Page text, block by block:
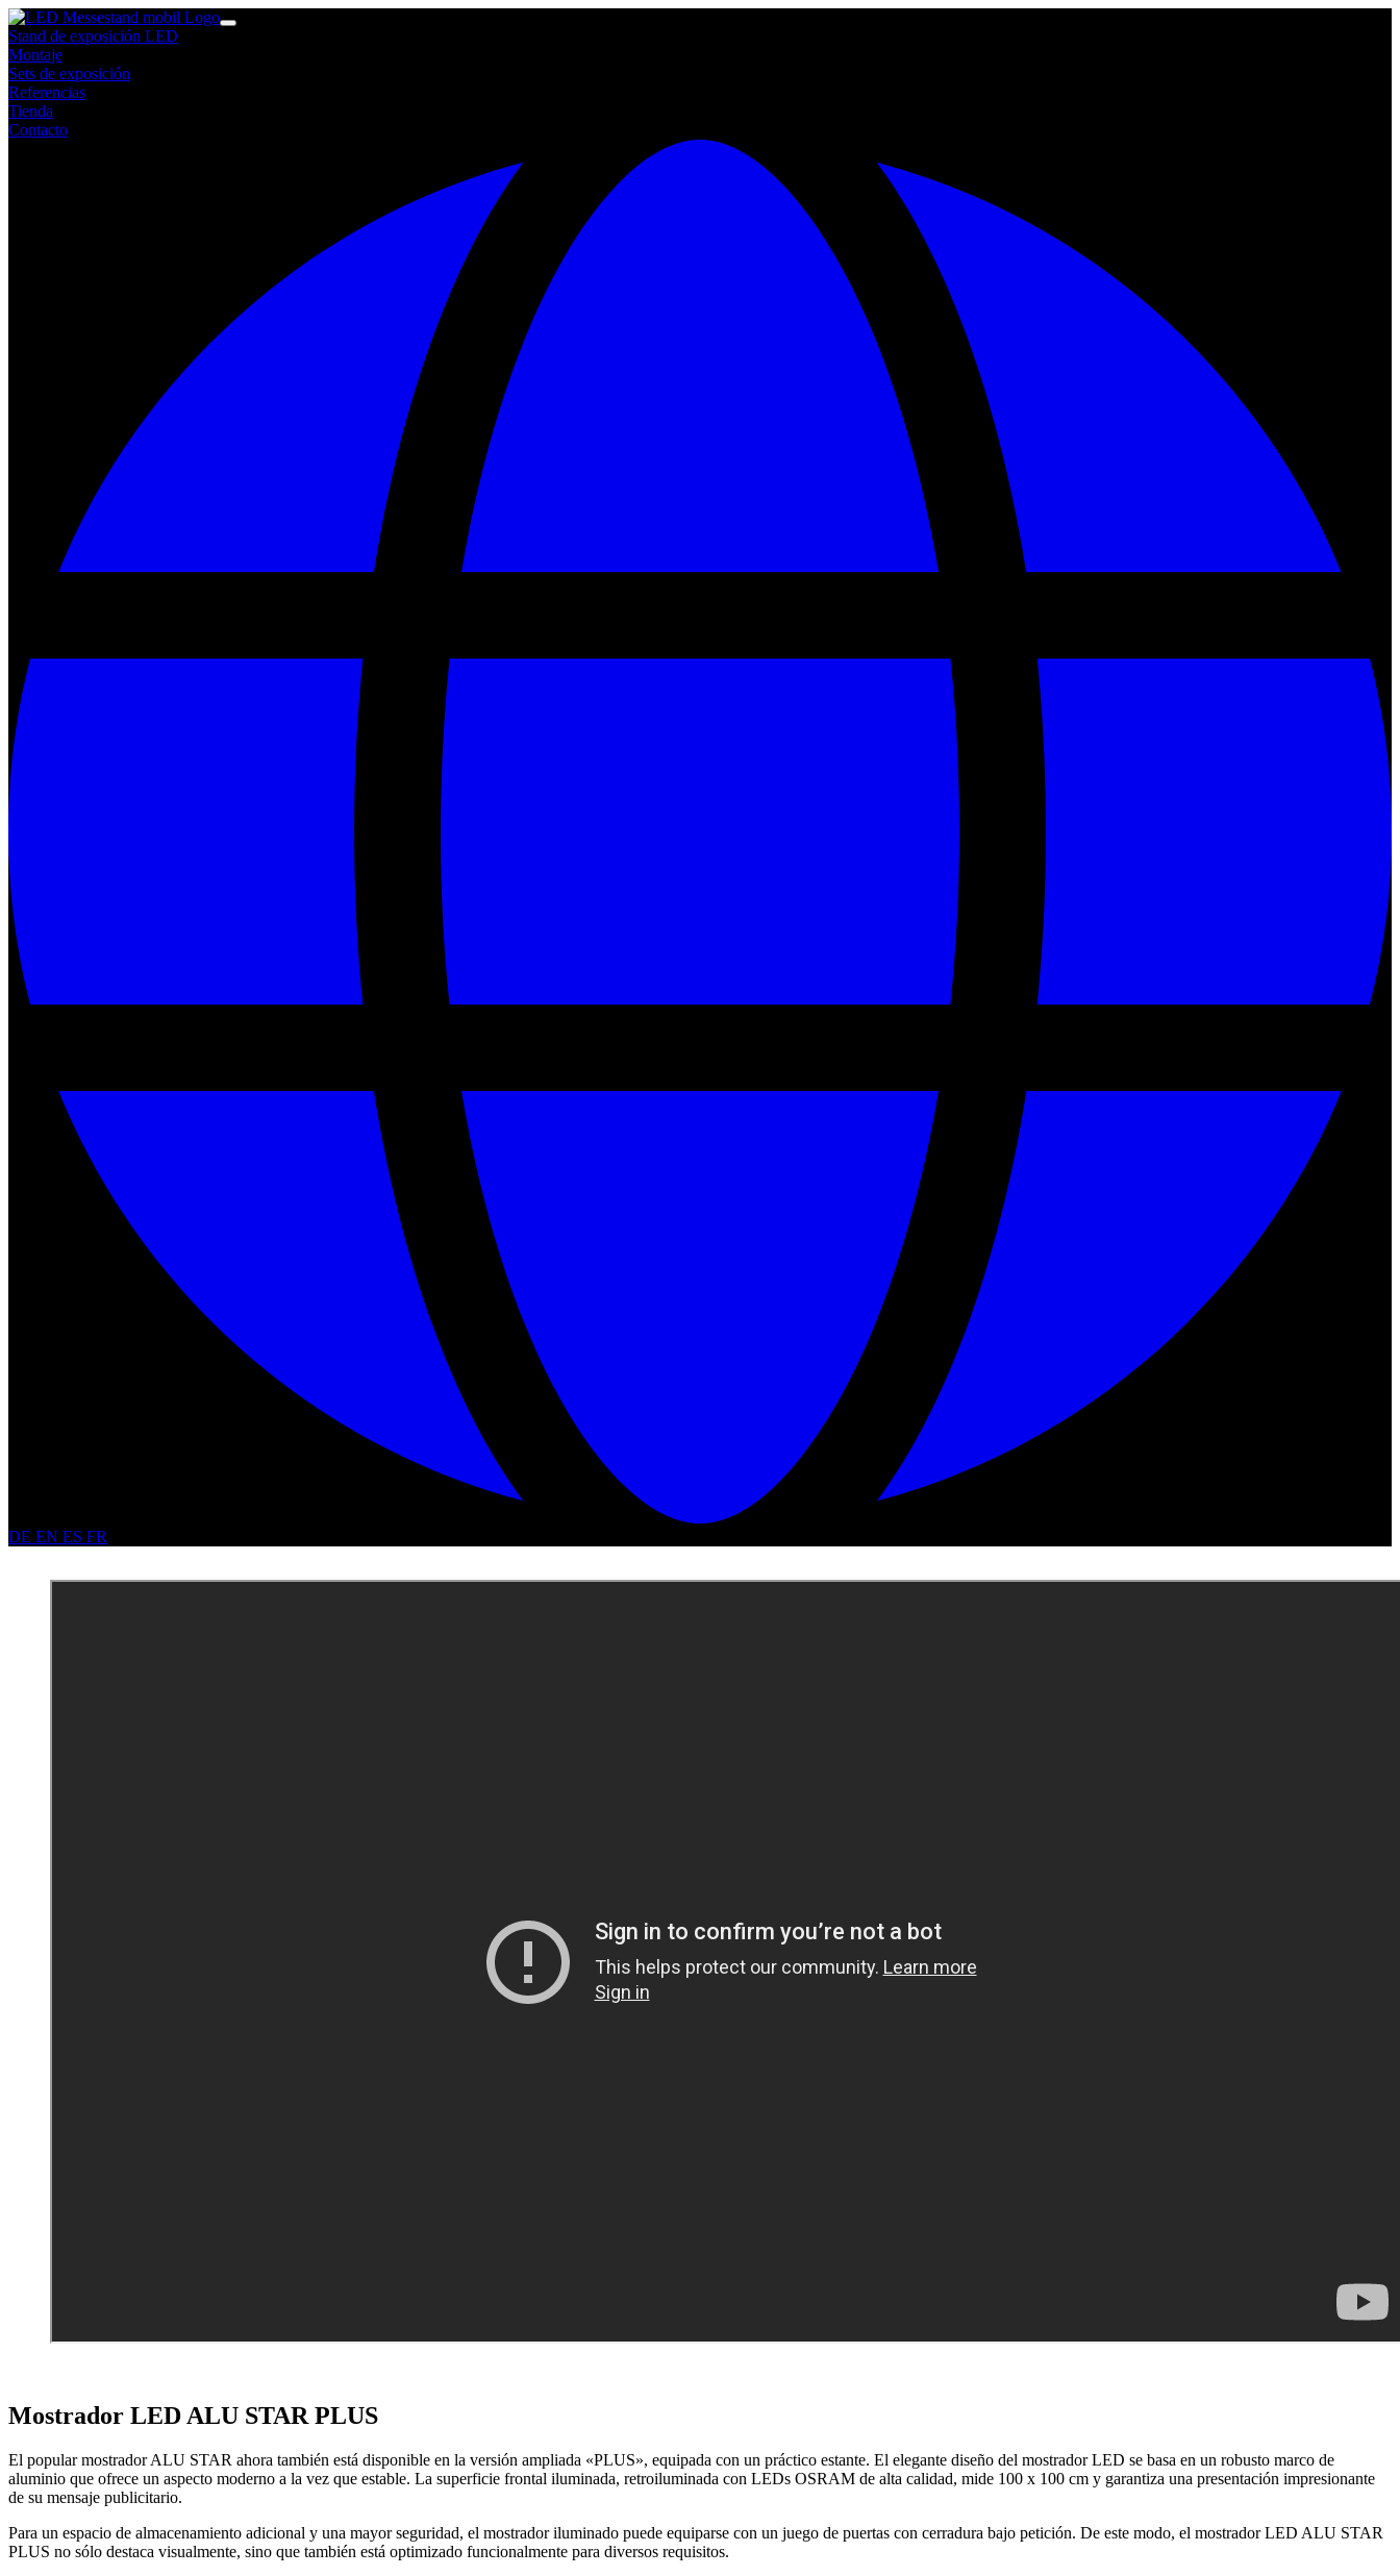
Stand de exposición LED
Montaje
Sets de exposición
Referencias
Tienda
Contacto
DE EN ES FR
Mostrador LED ALU STAR PLUS
El popular mostrador ALU STAR ahora también está disponible en la versión ampliada «PLUS», equipada con un práctico estante. El elegante diseño del mostrador LED se basa en un robusto marco de
aluminio que ofrece un aspecto moderno a la vez que estable. La superficie frontal iluminada, retroiluminada con LEDs OSRAM de alta calidad, mide 100 x 100 cm y garantiza una presentación impresionante
de su mensaje publicitario.
Para un espacio de almacenamiento adicional y una mayor seguridad, el mostrador iluminado puede equiparse con un juego de puertas con cerradura bajo petición. De este modo, el mostrador LED ALU STAR
PLUS no sólo destaca visualmente, sino que también está optimizado funcionalmente para diversos requisitos.